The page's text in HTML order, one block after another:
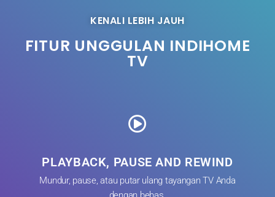
KENALI LEBIH JAUH
FITUR UNGGULAN INDIHOME
TV
PLAYBACK, PAUSE AND REWIND
Mundur, pause, atau putar ulang tayangan TV Anda